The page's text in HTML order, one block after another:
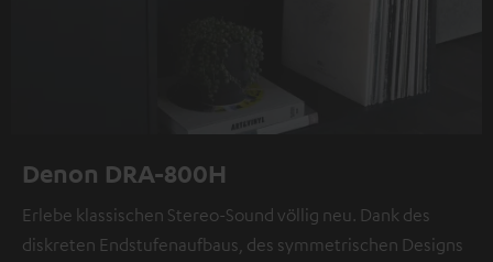
Denon DRA-800H
Erlebe klassischen Stereo-Sound völlig neu. Dank des
diskreten Endstufenaufbaus, des symmetrischen Designs